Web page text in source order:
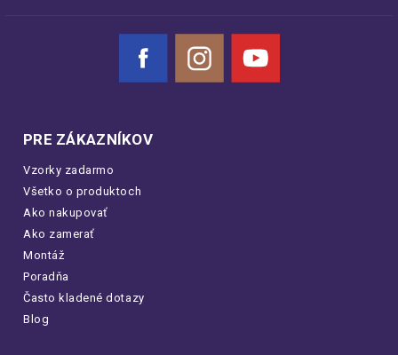
Facebook Instagram YouTube
PRE ZÁKAZNÍKOV
Vzorky zadarmo
Všetko o produktoch
Ako nakupovať
Ako zamerať
Montáž
Poradňa
Často kladené dotazy
Blog